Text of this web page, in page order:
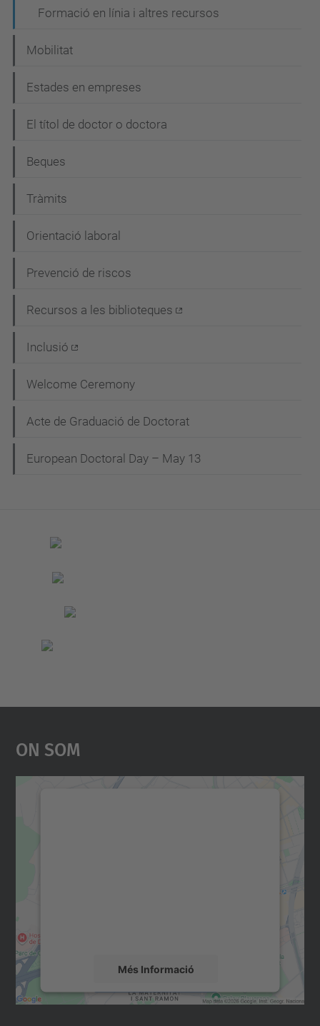
Formació en línia i altres recursos
Mobilitat
Estades en empreses
El títol de doctor o doctora
Beques
Tràmits
Orientació laboral
Prevenció de riscos
Recursos a les biblioteques
Inclusió
Welcome Ceremony
Acte de Graduació de Doctorat
European Doctoral Day – May 13
On Som
Més Informació
Accepta